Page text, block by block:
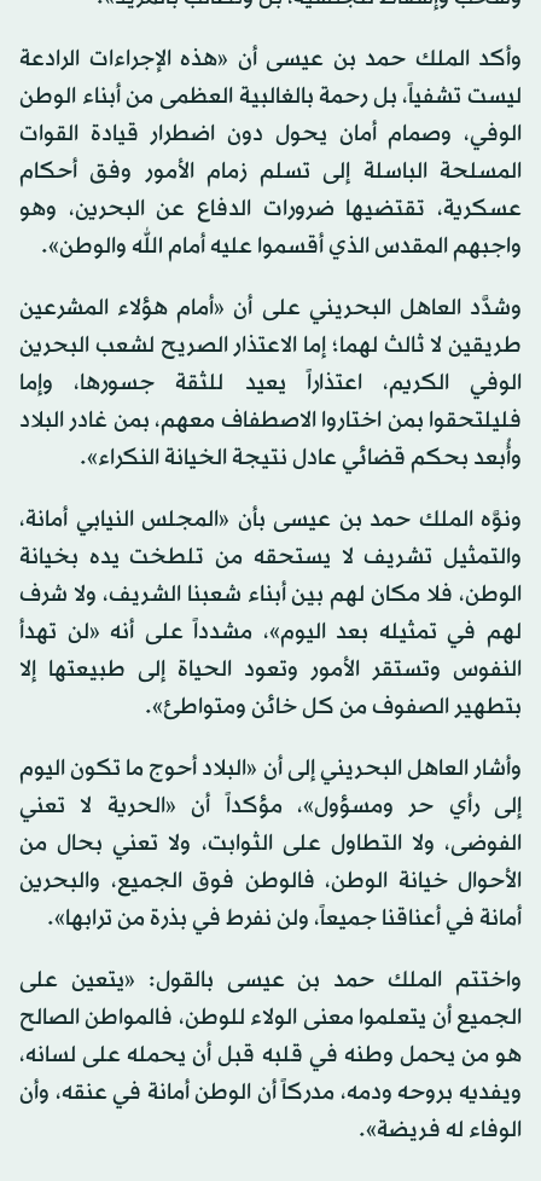
وأكد الملك حمد بن عيسى أن «هذه الإجراءات الرادعة
ليست تشفياً، بل رحمة بالغالبية العظمى من أبناء الوطن
الوفي، وصمام أمان يحول دون اضطرار قيادة القوات
المسلحة الباسلة إلى تسلم زمام الأمور وفق أحكام
عسكرية، تقتضيها ضرورات الدفاع عن البحرين، وهو
واجبهم المقدس الذي أقسموا عليه أمام الله والوطن».
وشدَّد العاهل البحريني على أن «أمام هؤلاء المشرعين
طريقين لا ثالث لهما؛ إما الاعتذار الصريح لشعب البحرين
الوفي الكريم، اعتذاراً يعيد للثقة جسورها، وإما
فليلتحقوا بمن اختاروا الاصطفاف معهم، بمن غادر البلاد
وأُبعد بحكم قضائي عادل نتيجة الخيانة النكراء».
ونوَّه الملك حمد بن عيسى بأن «المجلس النيابي أمانة،
والتمثيل تشريف لا يستحقه من تلطخت يده بخيانة
الوطن، فلا مكان لهم بين أبناء شعبنا الشريف، ولا شرف
لهم في تمثيله بعد اليوم»، مشدداً على أنه «لن تهدأ
النفوس وتستقر الأمور وتعود الحياة إلى طبيعتها إلا
بتطهير الصفوف من كل خائن ومتواطئ».
وأشار العاهل البحريني إلى أن «البلاد أحوج ما تكون اليوم
إلى رأي حر ومسؤول»، مؤكداً أن «الحرية لا تعني
الفوضى، ولا التطاول على الثوابت، ولا تعني بحال من
الأحوال خيانة الوطن، فالوطن فوق الجميع، والبحرين
أمانة في أعناقنا جميعاً، ولن نفرط في بذرة من ترابها».
واختتم الملك حمد بن عيسى بالقول: «يتعين على
الجميع أن يتعلموا معنى الولاء للوطن، فالمواطن الصالح
هو من يحمل وطنه في قلبه قبل أن يحمله على لسانه،
ويفديه بروحه ودمه، مدركاً أن الوطن أمانة في عنقه، وأن
الوفاء له فريضة».